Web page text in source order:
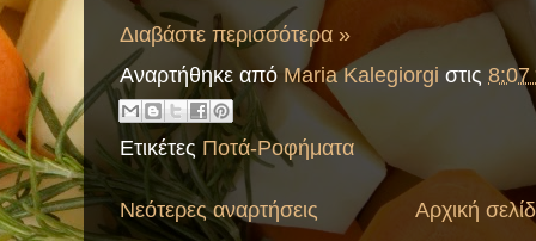
Διαβάστε περισσότερα »
Αναρτήθηκε από Maria Kalegiorgi στις 8:07
Ετικέτες Ποτά-Ροφήματα
Νεότερες αναρτήσεις Αρχική